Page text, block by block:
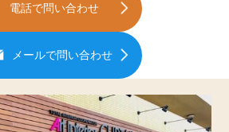
電話で問い合わせ
メールで問い合わせ